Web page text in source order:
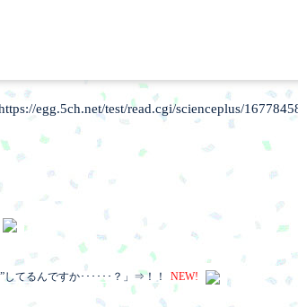
egg.5ch.net/test/read.cgi/scienceplus/
てるんですか･･････？」⇒！！
NEW!